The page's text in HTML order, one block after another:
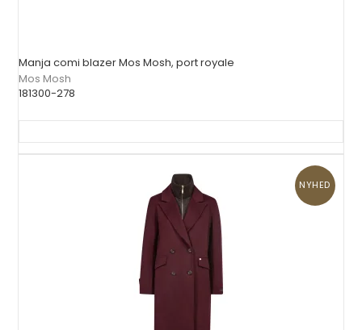
Manja comi blazer Mos Mosh, port royale
Mos Mosh
181300-278
NYHED